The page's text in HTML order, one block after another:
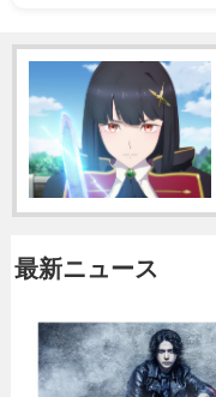
最新ニュース